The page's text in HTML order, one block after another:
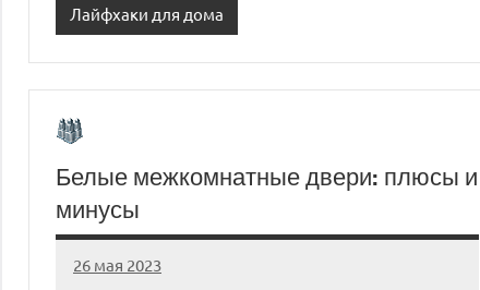
Лайфхаки для дома
Белые межкомнатные двери: плюсы и
минусы
26 мая 2023
organic63_ru
Нет